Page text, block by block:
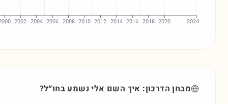
2002 2004 2006 2008 2010 2012 2014 2016 2018 2020 2024
מבחן הדרכון: איך השם אלינשמע בחו״ל?